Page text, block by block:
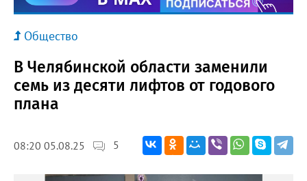
Общество
В Челябинской области заменили
семь из десяти лифтов от годового
плана
08:20 05.08.25 5